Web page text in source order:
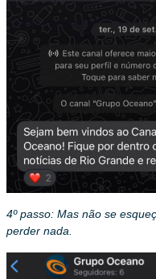
4º passo: Mas não se
perder nada.